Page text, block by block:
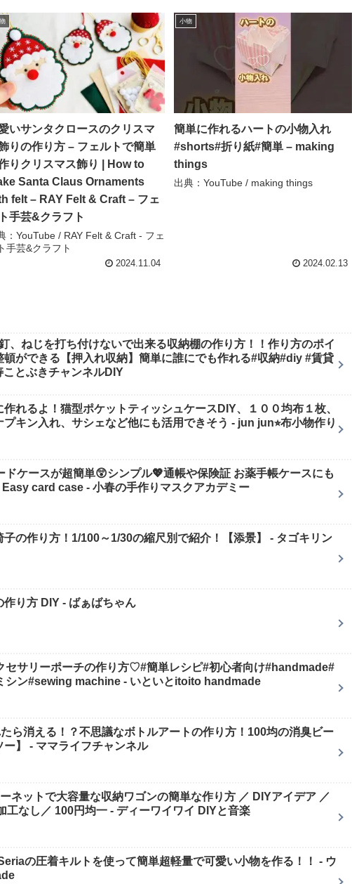
いサンタクロースのクリスマ
りの作り方 – フェルトで簡単
りクリスマス飾り | How to
Santa Claus Ornaments
felt – RAY Felt & Craft – フェ
手芸&クラフト
：YouTube / RAY Felt & Craft - フェ
手芸&クラフト
2024.11.04
小物
簡単に作れるハートの小物入れ
#shorts#折り紙#簡単 – making
things
出典：YouTube / making things
2024.02.13
、ねじを打ち付けないで出来る収納棚の作り方！！作り方のポイ
頓ができる【押入れ収納】簡単に誰にでも作れる#収納#diy #賃貸
とぶきチャンネルDIY
れるよ！猫型ポケットティッシュケースDIY、１００均布１枚、
キン入れ、サシェなど他にも活用できそう - jun jun⭐︎布小物作り
ドケースが超簡単😲シンプル💖通帳や保険証 お薬手帳ケースにも
card case - 小春の手作りマスクアカデミー
子の作り方！1/100～1/30の縮尺別で紹介！【添景】 - タゴキリン
作り方 DIY - ばぁばちゃん
セサリーポーチの作り方♡#簡単レシピ#初心者向け#handmade#
シン#sewing machine - いといとitoito handmade
たら消える！？不思議なボトルアートの作り方！100均の消臭ビー
ー】 - ママライフチャンネル
ネットで大容量な収納ワゴンの簡単な作り方 ／ DIYアイデア ／
工なし／ 100円均一 - ディーワイワイ DIYと音楽
の圧着キルトを使って簡単超軽量で可愛い小物を作る！！ - ウ